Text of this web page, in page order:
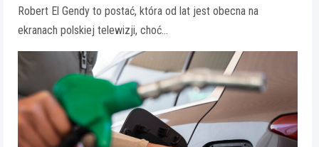
Robert El Gendy to postać, która od lat jest obecna na
ekranach polskiej telewizji, choć…